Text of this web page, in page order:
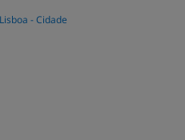
Lisboa - Cidade